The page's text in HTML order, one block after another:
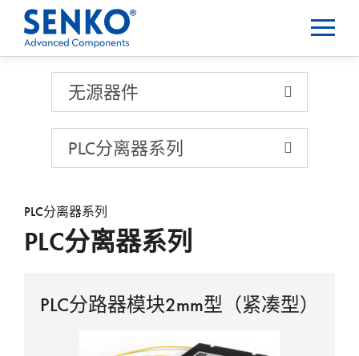
无源器件
PLC分离器系列
PLC分离器系列
PLC分离器系列
PLC分路器模块2mm型（紧凑型）